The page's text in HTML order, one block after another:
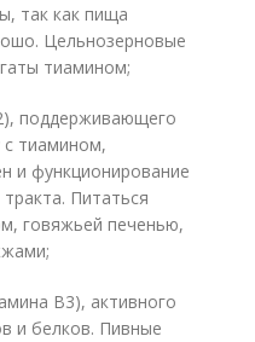
так как пища
Цельнозерновые
тиамином;
поддерживающего
с тиамином,
и функционирование
Питаться
говяжьей печенью,
В3), активного
и белков. Пивные